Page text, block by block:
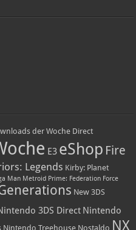
der Woche Direct
E3 eShop Fire
Legends Kirby: Planet
Man Metroid Prime: Federation Force
New 3DS
3DS Direct Nintendo
Nintendo Treehouse Nostaldo NX